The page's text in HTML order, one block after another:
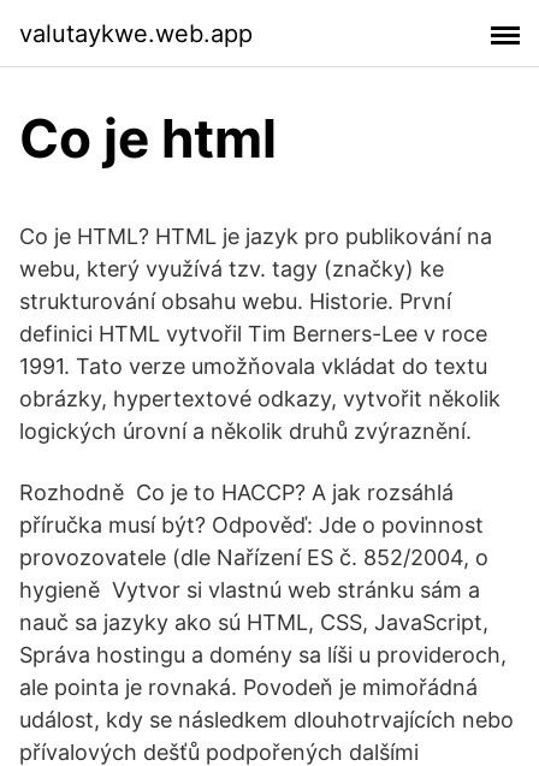
valutaykwe.web.app
Co je html
Co je HTML? HTML je jazyk pro publikování na
webu, který využívá tzv. tagy (značky) ke
strukturování obsahu webu. Historie. První
definici HTML vytvořil Tim Berners-Lee v roce
1991. Tato verze umožňovala vkládat do textu
obrázky, hypertextové odkazy, vytvořit několik
logických úrovní a několik druhů zvýraznění.
Rozhodně Co je to HACCP? A jak rozsáhlá
příručka musí být? Odpověď: Jde o povinnost
provozovatele (dle Nařízení ES č. 852/2004, o
hygieně Vytvor si vlastnú web stránku sám a
nauč sa jazyky ako sú HTML, CSS, JavaScript,
Správa hostingu a domény sa líši u provideroch,
ale pointa je rovnaká. Povodeň je mimořádná
událost, kdy se následkem dlouhotrvajících nebo
přívalových dešťů podpořených dalšími